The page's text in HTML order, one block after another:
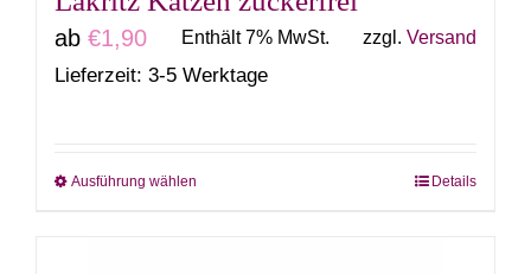
werden
ab €1,90 Enthält 7% MwSt. zzgl. Versand
Lieferzeit: 3-5 Werktage
Ausführung wählen Details